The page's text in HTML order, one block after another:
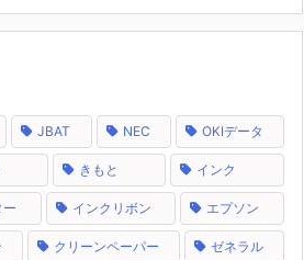
JBAT NEC OKIデータ
きもと インク
インクリボン エプソン
クリーンペーパー ゼネラル